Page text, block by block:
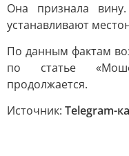
Она признала
устанавливают
По данным фактам
по статье
продолжается.
Источник: Telegram-